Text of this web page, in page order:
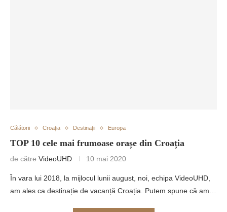
Călătorii Croația Destinații Europa
TOP 10 cele mai frumoase orașe din Croația
de către VideoUHD 10 mai 2020
În vara lui 2018, la mijlocul lunii august, noi, echipa VideoUHD,
am ales ca destinație de vacanță Croația. Putem spune că am…